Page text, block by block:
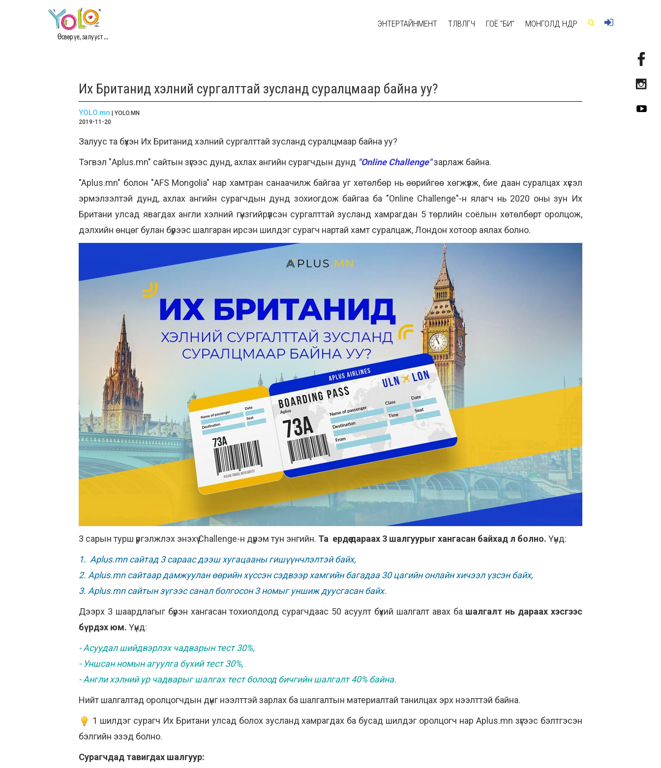
Өсвөр үе, залууст ...
ЭНТЕРТАЙНМЕНТ ТӨЛӨВЛӨГЧ ГОЁ "БИ" МОНГОЛД ӨНӨӨДӨР
Их Британид хэлний сургалттай зусланд суралцмаар байна уу?
YOLO.mn | YOLO.MN
2019-11-20
Залуус та бүхэн Их Британид хэлний сургалттай зусланд суралцмаар байна уу?
Тэгвэл "Aplus.mn" сайтын зүгээс дунд, ахлах ангийн сурагчдын дунд "Online Challenge"зарлаж байна.
"Aplus.mn" болон "AFS Mongolia" нар хамтран санаачилж байгаа уг хөтөлбөр нь өөрийгөө хөгжүүлж, бие даан суралцах хүсэл
эрмэлзэлтэй дунд, ахлах ангийн сурагчдын дунд зохиогдож байгаа ба "On line Challenge"-н ялагч нь 2020 оны зун Их
Британи улсад явагдах англи хэлний гүнзгийрүүлсэн сургалттай зусланд хамрагдан 5 төрлийн соёлын хөтөлбөрт оролцож,
дэлхийн өнцөг булан бүрээс шалгаран ирсэн шилдэг сурагч нартай хамт суралцаж, Лондон хотоор аялах болно.
3 сарын турш үргэлжлэх энэхүү Challenge-н дүрэм тун энгийн. Та ердөө дараах 3 шалгуурыг хангасан байхад л болно. Үүнд:
1. Aplus.mn сайтад 3 сараас дээш хугацааны гишүүнчлэлтэй байх,
2. Aplus.mn сайтаар дамжуулан өөрийн хүссэн сэдвээр хамгийн багадаа 30 цагийн онлайн хичээл үзсэн байх,
3. Aplus.mn сайтын зүгээс санал болгосон 3 номыг уншиж дуусгасан байх.
Дээрх 3 шаардлагыг бүрэн хангасан тохиолдолд сурагчдаас 50 асуулт бүхий шалгалт авах ба шалгалт нь дараах хэсгээс
бүрдэх юм. Үүнд:
- Асуудал шийдвэрлэх чадварын тест 30%,
- Уншсан номын агуулга бүхий тест 30%,
- Англи хэлний ур чадварыг шалгах тест болоод бичгийн шалгалт 40% байна.
Нийт шалгалтад оролцогчдын дүнг нээлттэй зарлах ба шалгалтын материалтай танилцах эрх нээлттэй байна.
1 шилдэг сурагч Их Британи улсад болох зусланд хамрагдах ба бусад шилдэг оролцогч нар Aplus.mn зүгээс бэлтгэсэн
бэлгийн эзэд болно.
Сурагчдад тавигдах шалгуур: